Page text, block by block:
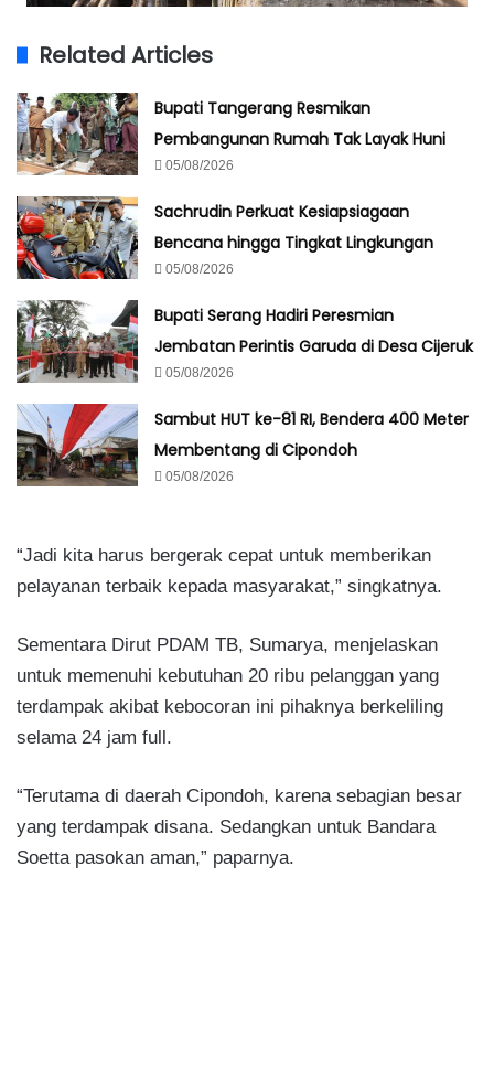
Related Articles
Bupati Tangerang Resmikan
Pembangunan Rumah Tak Layak Huni
05/08/2026
Sachrudin Perkuat Kesiapsiagaan
Bencana hingga Tingkat Lingkungan
05/08/2026
Bupati Serang Hadiri Peresmian
Jembatan Perintis Garuda di Desa Cijeruk
05/08/2026
Sambut HUT ke-81 RI, Bendera 400 Meter
Membentang di Cipondoh
05/08/2026
“Jadi kita harus bergerak cepat untuk memberikan
pelayanan terbaik kepada masyarakat,” singkatnya.
Sementara Dirut PDAM TB, Sumarya, menjelaskan
untuk memenuhi kebutuhan 20 ribu pelanggan yang
terdampak akibat kebocoran ini pihaknya berkeliling
selama 24 jam full.
“Terutama di daerah Cipondoh, karena sebagian besar
yang terdampak disana. Sedangkan untuk Bandara
Soetta pasokan aman,” paparnya.